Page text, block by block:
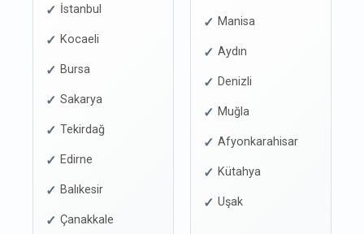
İstanbul
Kocaeli
Bursa
Sakarya
Tekirdağ
Edirne
Balıkesir
Çanakkale
Manisa
Aydın
Denizli
Muğla
Afyonkarahisar
Kütahya
Uşak